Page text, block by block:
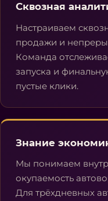
Сквозная
Настраиваем
продажи и
Команда
запуска и
пустые клики.
Знание
Мы понимаем
окупаемость
Для трёхдневных